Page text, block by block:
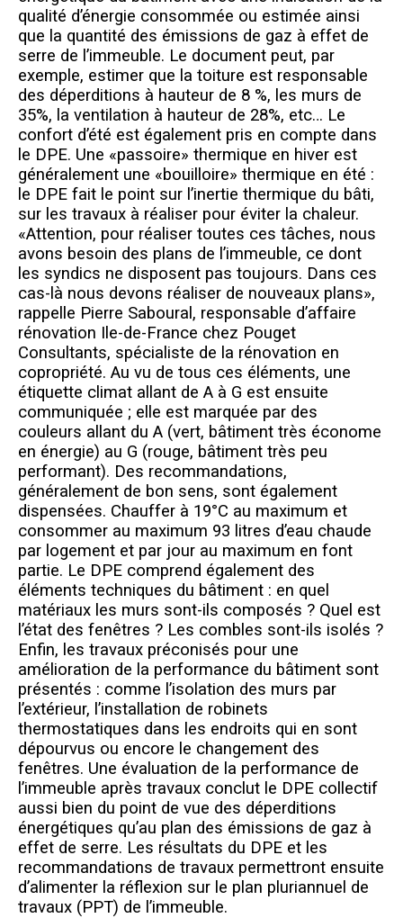
qualité d’énergie consommée ou estimée ainsi
que la quantité des émissions de gaz à effet de
serre de l’immeuble. Le document peut, par
exemple, estimer que la toiture est responsable
des déperditions à hauteur de 8 %, les murs de
35%, la ventilation à hauteur de 28%, etc… Le
confort d’été est également pris en compte dans
le DPE. Une «passoire» thermique en hiver est
généralement une «bouilloire» thermique en été :
le DPE fait le point sur l’inertie thermique du bâti,
sur les travaux à réaliser pour éviter la chaleur.
«Attention, pour réaliser toutes ces tâches, nous
avons besoin des plans de l’immeuble, ce dont
les syndics ne disposent pas toujours. Dans ces
cas-là nous devons réaliser de nouveaux plans»,
rappelle Pierre Saboural, responsable d’affaire
rénovation Ile-de-France chez Pouget
Consultants, spécialiste de la rénovation en
copropriété. Au vu de tous ces éléments, une
étiquette climat allant de A à G est ensuite
communiquée ; elle est marquée par des
couleurs allant du A (vert, bâtiment très économe
en énergie) au G (rouge, bâtiment très peu
performant). Des recommandations,
généralement de bon sens, sont également
dispensées. Chauffer à 19°C au maximum et
consommer au maximum 93 litres d’eau chaude
par logement et par jour au maximum en font
partie. Le DPE comprend également des
éléments techniques du bâtiment : en quel
matériaux les murs sont-ils composés ? Quel est
l’état des fenêtres ? Les combles sont-ils isolés ?
Enfin, les travaux préconisés pour une
amélioration de la performance du bâtiment sont
présentés : comme l’isolation des murs par
l’extérieur, l’installation de robinets
thermostatiques dans les endroits qui en sont
dépourvus ou encore le changement des
fenêtres. Une évaluation de la performance de
l’immeuble après travaux conclut le DPE collectif
aussi bien du point de vue des déperditions
énergétiques qu’au plan des émissions de gaz à
effet de serre. Les résultats du DPE et les
recommandations de travaux permettront ensuite
d’alimenter la réflexion sur le plan pluriannuel de
travaux (PPT) de l’immeuble.